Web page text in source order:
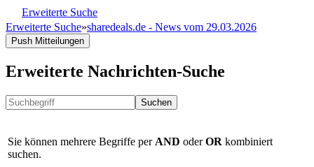
Erweiterte Suche
Erweiterte Suche»sharedeals.de - News vom 29.03.2026
Push Mitteilungen
Erweiterte Nachrichten-Suche
Suchen
Sie können mehrere Begriffe per AND oderOR kombiniert
suchen.